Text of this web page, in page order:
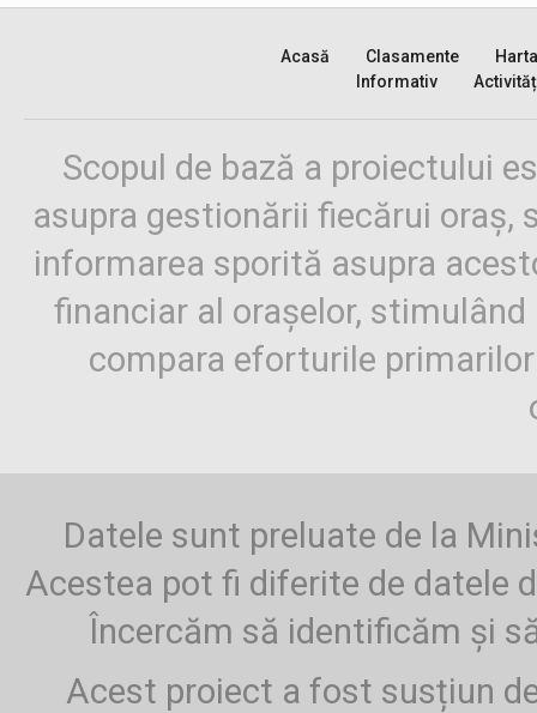
Acasă Clasamente
Harta
Informativ
Scopul de bază a proiectului
asupra gestionării fiecărui oraș,
informarea sporită asupra
financiar al orașelor,
compara eforturile
Datele sunt preluate de la
Acestea pot fi diferite de datele
Încercăm să identificăm și
Acest proiect a fost susțiun